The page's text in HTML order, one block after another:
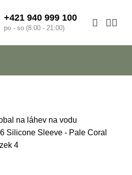
+421 940 999 100
po - so (8:00 - 21:00)